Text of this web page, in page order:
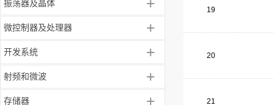
振荡器及晶体
微控制器及处理器 +
开发系统 +
射频和微波 +
存储器 +
19
20
21